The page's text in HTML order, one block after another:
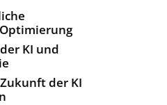
KI und
der KI